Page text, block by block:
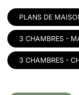
PLANS DE
3 CHAMBRES -
3 CHAMBRES -